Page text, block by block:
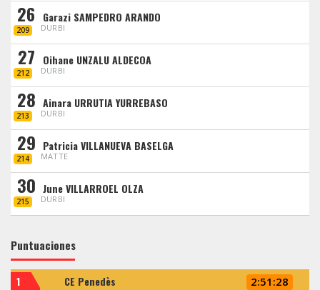
26
209
Garazi SAMPEDRO ARANDO
DURBI
27
212
Oihane UNZALU ALDECOA
DURBI
28
213
Ainara URRUTIA YURREBASO
DURBI
29
214
Patricia VILLANUEVA BASELGA
MATTE
30
215
June VILLARROEL OLZA
DURBI
Puntuaciones
1 CE Penedès 2:51:28